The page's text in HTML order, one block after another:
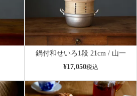
鍋付和せいろ1段 21cm / 山一
¥17,050税込